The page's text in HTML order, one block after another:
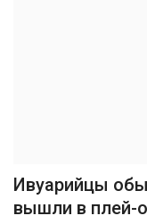
Ивуарийцы
вышли в плей-